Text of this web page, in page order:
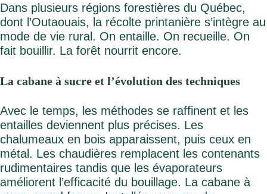
Dans plusieurs régions forestières du Québec,
dont l’Outaouais, la récolte printanière s’intègre au
mode de vie rural. On entaille. On recueille. On
fait bouillir. La forêt nourrit encore.
La cabane à sucre et l’évolution des techniques
Avec le temps, les méthodes se raffinent et les
entailles deviennent plus précises. Les
chalumeaux en bois apparaissent, puis ceux en
métal. Les chaudières remplacent les contenants
rudimentaires tandis que les évaporateurs
améliorent l’efficacité du bouillage. La cabane à